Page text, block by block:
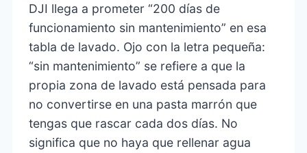
DJI llega a prometer “200 días de
funcionamiento sin mantenimiento” en esa
tabla de lavado. Ojo con la letra pequeña:
“sin mantenimiento” se refiere a que la
propia zona de lavado está pensada para
no convertirse en una pasta marrón que
tengas que rascar cada dos días. No
significa que no haya que rellenar agua